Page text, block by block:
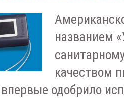
названием
качеством
одобрило